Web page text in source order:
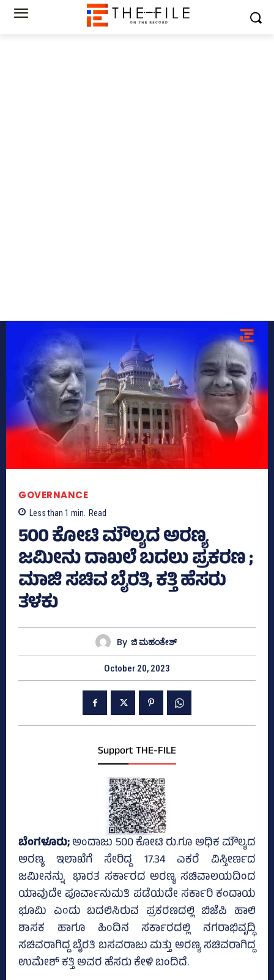
GOVERNANCE
Less than 1 min. Read
500 ಕೋಟಿ ಮೌಲ್ಯದ ಅರಣ್ಯ
ಜಮೀನು ದಾಖಲೆ ಬದಲು ಪ್ರಕರಣ ;
ಮಾಜಿ ಸಚಿವ ಬೈರತಿ, ಕತ್ತಿ ಹೆಸರು
ತಳಕು
By ಜಿ ಮಹಂತೇಶ್
October 20, 2023
Support THE-FILE
ಬೆಂಗಳೂರು;ಅಂದಾಜು 500 ಕೋಟಿ ರು.ಗೂ ಅಧಿಕ ಮೌಲ್ಯದ
ಅರಣ್ಯ ಇಲಾಖೆಗೆ ಸೇರಿದ್ದ 17.34 ಎಕರೆ ವಿಸ್ತೀರ್ಣದ
ಜಮೀನನ್ನು ಭಾರತ ಸರ್ಕಾರದ ಅರಣ್ಯ ಸಚಿವಾಲಯದಿಂದ
ಯಾವುದೇ ಪೂರ್ವಾನುಮತಿ ಪಡೆಯದೇ ಸರ್ಕಾರಿ ಕಂದಾಯ
ಭೂಮಿ ಎಂದು ಬದಲಿಸಿರುವ ಪ್ರಕರಣದಲ್ಲಿ ಬಿಜೆಪಿ ಹಾಲಿ
ಶಾಸಕ ಹಾಗೂ ಹಿಂದಿನ ಸರ್ಕಾರದಲ್ಲಿ ನಗರಾಭಿವೃದ್ಧಿ
ಸಚಿವರಾಗಿದ್ದ ಬೈರತಿ ಬಸವರಾಜು ಮತ್ತು ಅರಣ್ಯ ಸಚಿವರಾಗಿದ್ದ
ಉಮೇಶ್‌ ಕತ್ತಿ ಅವರ ಹೆಸರು ಕೇಳಿ ಬಂದಿದೆ.